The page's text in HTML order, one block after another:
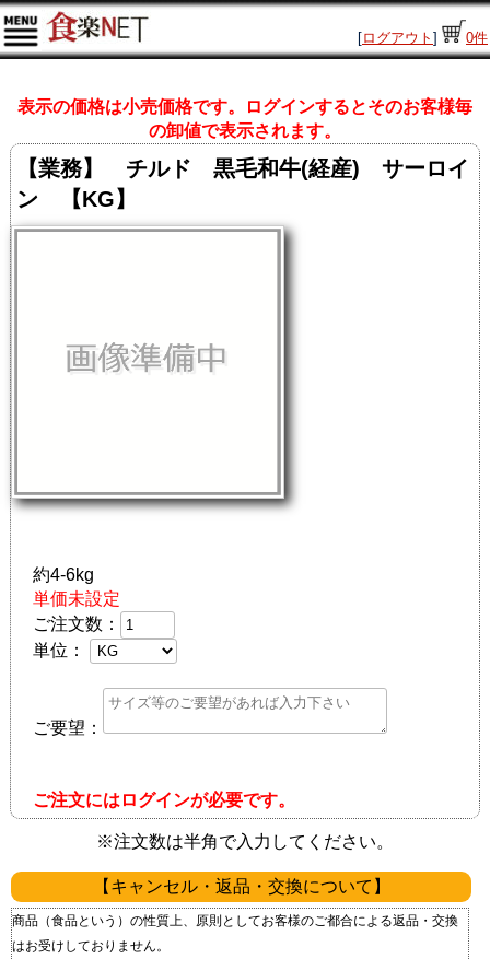
[ログアウト ] 0件
表示の価格は小売価格です。ログインするとそのお客様毎
の卸値で表示されます。
【業務】 チルド 黒毛和牛(経産) サーロイ
ン 【KG】
約4-6kg
単価未設定
ご注文数：
単位：
ご要望：
ご注文にはログインが必要です。
※注文数は半角で入力してください。
【キャンセル・返品・交換について】
商品（食品という）の性質上、原則としてお客様のご都合による返品・交換
はお受けしておりません。